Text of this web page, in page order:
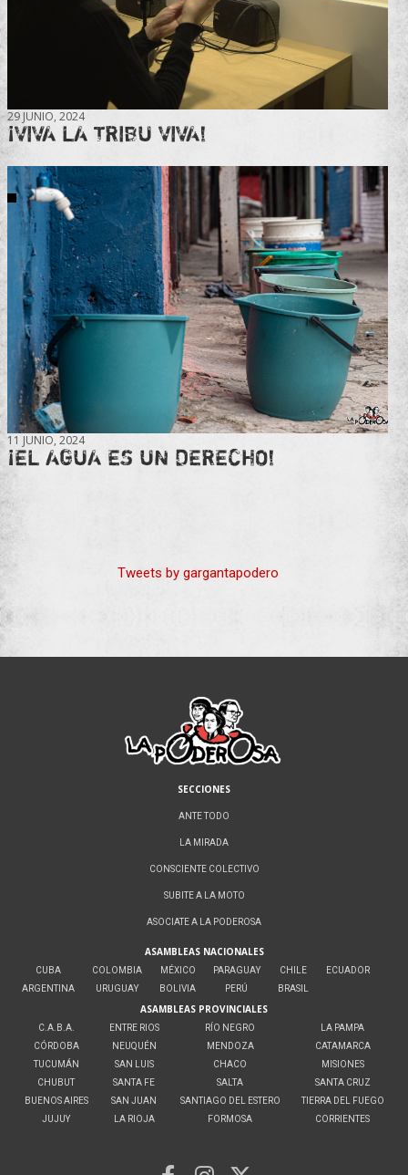
29 JUNIO, 2024
¡VIVA LA TRIBU VIVA!
11 JUNIO, 2024
¡EL AGUA ES UN DERECHO!
Tweets by gargantapodero
SECCIONES
ANTE TODO
LA MIRADA
CONSCIENTE COLECTIVO
SUBITE A LA MOTO
ASOCIATE A LA PODEROSA
ASAMBLEAS NACIONALES
CUBA
ARGENTINA
COLOMBIA
URUGUAY
MÉXICO
BOLIVIA
PARAGUAY
PERÚ
CHILE
BRASIL
ECUADOR
ASAMBLEAS PROVINCIALES
C.A.B.A.
CÓRDOBA
TUCUMÁN
CHUBUT
BUENOS AIRES
JUJUY
ENTRE RIOS
NEUQUÉN
SAN LUIS
SANTA FE
SAN JUAN
LA RIOJA
RÍO NEGRO
MENDOZA
CHACO
SALTA
SANTIAGO DEL ESTERO
FORMOSA
LA PAMPA
CATAMARCA
MISIONES
SANTA CRUZ
TIERRA DEL FUEGO
CORRIENTES